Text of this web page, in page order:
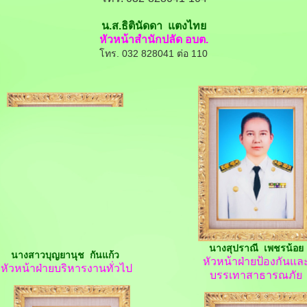
น.ส.ธิตินัดดา แตงไทย
หัวหน้าสำนักปลัด อบต.
โทร. 032 828041 ต่อ 110
นางสาวบุญยานุช กันแก้ว
หัวหน้าฝ่ายบริหารงานทั่วไป
นางสุปราณี เพชรน้อย
หัวหน้าฝ่ายป้องกันแล
บรรเทาสาธารณภัย